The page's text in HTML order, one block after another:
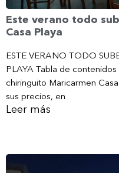
Este verano todo
Casa Playa
ESTE VERANO TODO
PLAYA Tabla de
chiringuito Maricarmen
sus precios, en
Leer más